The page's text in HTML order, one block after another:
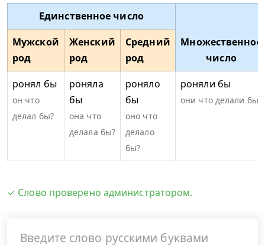
Единственное число
Множественное
число
Мужской
род
Женский
род
Средний
род
ронял бы
он что
делал бы?
роняла
бы
она что
делала бы?
роняло
бы
оно что
делало
бы?
роняли бы
они что делали бы?
✓ Слово проверено администратором.